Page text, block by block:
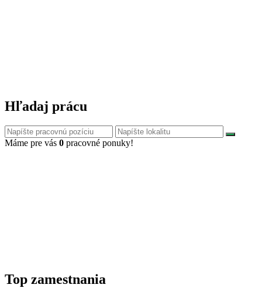
Hľadaj prácu
Máme pre vás 0 pracovné ponuky!
Top zamestnania